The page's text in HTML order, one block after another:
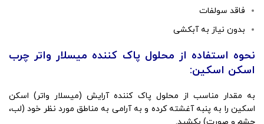
فاقد سولفات
بدون نیاز به آبکشی
نحوه استفاده از محلول پاک کننده میسلار واتر چرب
اسکن اسکین:
به مقدار مناسب از محلول پاک کننده آرایش (میسلار واتر) اسکن
اسکین را به پنبه آغشته کرده و به آرامی به مناطق مورد نظر خود (لب،